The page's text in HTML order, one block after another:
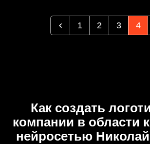
1 2 3 4
Как создать
компании в области
нейросетью